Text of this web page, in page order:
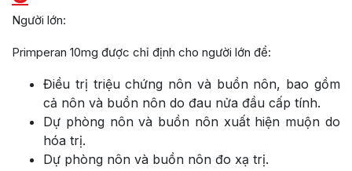
Người lớn:
Primperan 10mg được chỉ định cho người lớn để:
Điều trị triệu chứng nôn và buồn nôn, bao gồm
cả nôn và buồn nôn do đau nửa đầu cấp tính.
Dự phòng nôn và buồn nôn xuất hiện muộn do
hóa trị.
Dự phòng nôn và buồn nôn đo xạ trị.